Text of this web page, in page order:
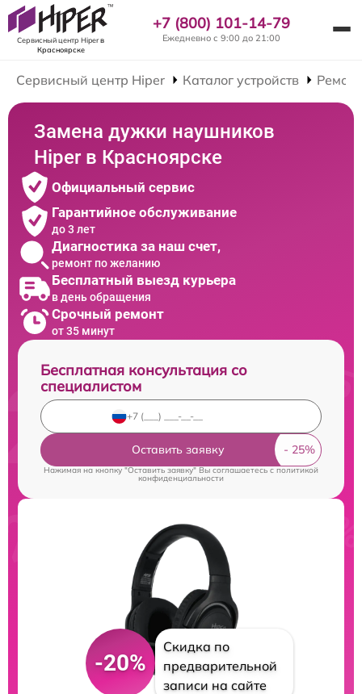
Сервисный центр Hiperв
Красноярске
+7 (800) 101-14-79
Ежедневно с 9:00 до 21:00
Сервисный центр Hiper Каталог устройств
Замена дужки наушников
Hiper в Красноярске
Официальный сервис
Гарантийное обслуживание
до 3 лет
Диагностика за наш счет,
ремонт по желанию
Бесплатный выезд курьера
в день обращения
Срочный ремонт
от 35 минут
Бесплатная консультация со
специалистом
Оставить заявку
Нажимая на кнопку "Оставить заявку" Вы соглашаетесь cполитикой
конфиденциальности
-20%
Скидка по
предварительной
записи на сайте